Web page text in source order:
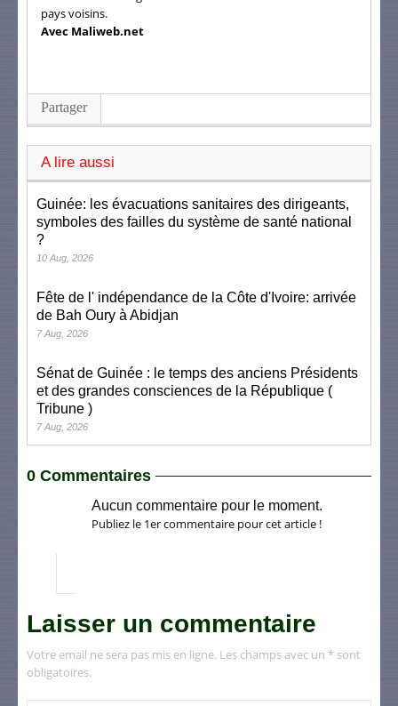
pays voisins.
Avec Maliweb.net
Partager
A lire aussi
Guinée: les évacuations sanitaires des dirigeants,
symboles des failles du système de santé national
?
10 Aug, 2026
Fête de l' indépendance de la Côte d'Ivoire: arrivée
de Bah Oury à Abidjan
7 Aug, 2026
Sénat de Guinée : le temps des anciens Présidents
et des grandes consciences de la République (
Tribune )
7 Aug, 2026
0 Commentaires
Aucun commentaire pour le moment.
Publiez le 1er commentaire pour cet article !
Laisser un commentaire
Votre email ne sera pas mis en ligne. Les champs avec un * sont
obligatoires.